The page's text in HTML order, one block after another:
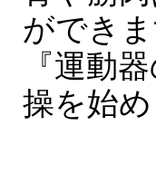
ができま
『運動
操を始め